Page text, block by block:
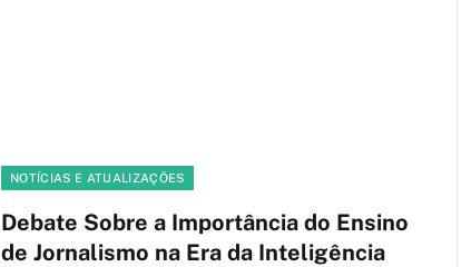
NOTÍCIAS E ATUALIZAÇÕES
Debate Sobre a Importância do Ensino
de Jornalismo na Era da Inteligência